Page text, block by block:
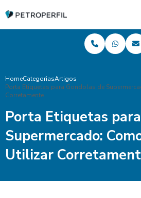
HomeCategoriasArtigos
Porta Etiquetas para Gondolas de
Corretamente
Porta Etiquetas
Supermercado:
Utilizar